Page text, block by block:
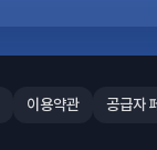
이용약관 공급자